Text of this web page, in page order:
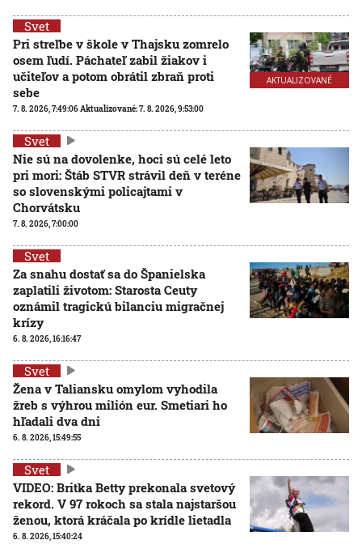
AKTUALIZOVANÉ
Svet
Pri streľbe v škole v Thajsku zomrelo
osem ľudí. Páchateľ zabil žiakov i
učiteľov a potom obrátil zbraň proti
sebe
7. 8. 2026, 7:49:06Aktualizované:7. 8. 2026, 9:53:00
Svet
Nie sú na dovolenke, hoci sú celé leto
pri mori: Štáb STVR strávil deň v teréne
so slovenskými policajtami v
Chorvátsku
7. 8. 2026, 7:00:00
Svet
Za snahu dostať sa do Španielska
zaplatili životom: Starosta Ceuty
oznámil tragickú bilanciu migračnej
krízy
6. 8. 2026, 16:16:47
Svet
Žena v Taliansku omylom vyhodila
žreb s výhrou milión eur. Smetiari ho
hľadali dva dni
6. 8. 2026, 15:49:55
Svet
VIDEO: Britka Betty prekonala svetový
rekord. V 97 rokoch sa stala najstaršou
ženou, ktorá kráčala po krídle lietadla
6. 8. 2026, 15:40:24